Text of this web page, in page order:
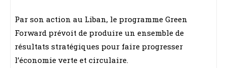
Par son action au Liban, le programme Green
Forward prévoit de produire un ensemble de
résultats stratégiques pour faire progresser
l’économie verte et circulaire.